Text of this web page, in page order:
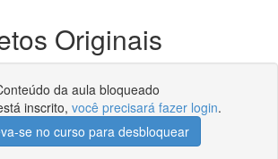
Originais
da aula bloqueado
inscrito, você precisará fazer login.
se no curso para desbloquear